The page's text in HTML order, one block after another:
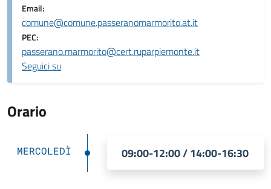
Email:
comune@comune.passeranomarmorito.at.it
PEC:
passerano.marmorito@cert.ruparpiemonte.it
Seguici su
Orario
MERCOLEDÌ 09:00-12:00 / 14:00-16:30